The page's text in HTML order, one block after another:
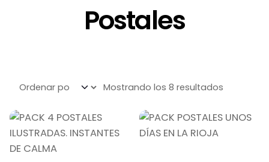
Postales
Mostrando los 8 resultados